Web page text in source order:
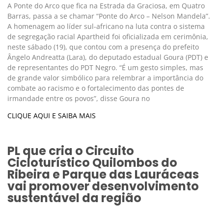
A Ponte do Arco que fica na Estrada da Graciosa, em Quatro
Barras, passa a se chamar “Ponte do Arco – Nelson Mandela”.
A homenagem ao líder sul-africano na luta contra o sistema
de segregação racial Apartheid foi oficializada em cerimônia,
neste sábado (19), que contou com a presença do prefeito
Ângelo Andreatta (Lara), do deputado estadual Goura (PDT) e
de representantes do PDT Negro. “É um gesto simples, mas
de grande valor simbólico para relembrar a importância do
combate ao racismo e o fortalecimento das pontes de
irmandade entre os povos”, disse Goura no
CLIQUE AQUI E SAIBA MAIS
PL que cria o Circuito
Cicloturístico Quilombos do
Ribeira e Parque das Lauráceas
vai promover desenvolvimento
sustentável da região